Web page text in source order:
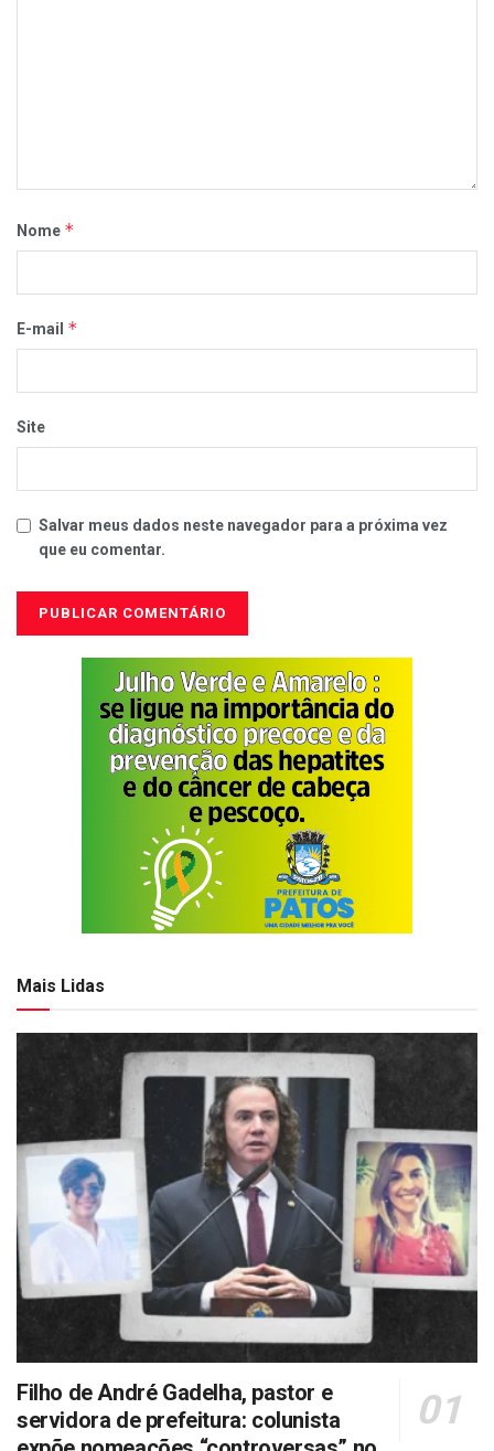
Nome *
E-mail *
Site
Salvar meus dados neste navegador para a próxima vez
que eu comentar.
Mais Lidas
Filho de André Gadelha, pastor e
servidora de prefeitura: colunista